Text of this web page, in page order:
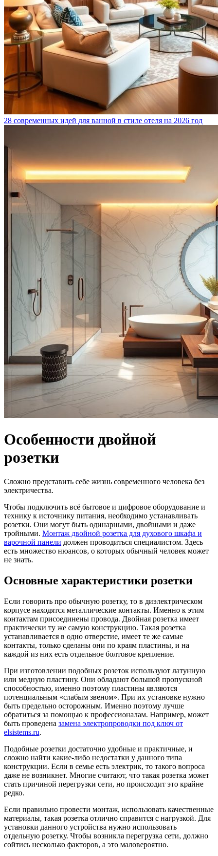
28 современных идей для ванной в стиле отеля на 2026 год
Особенности двойной
розетки
Сложно представить себе жизнь современного человека без
электричества.
Чтобы подключить всё бытовое и цифровое оборудование и
технику к источнику питания, необходимо устанавливать
розетки. Они могут быть одинарными, двойными и даже
тройными. Монтаж двойной розетка для духового шкафа и
варочной панели должен проводиться специалистом. Здесь
есть множество нюансов, о которых обычный человек может
не знать.
Основные характеристики розетки
Если говорить про обычную розетку, то в диэлектрическом
корпусе находятся металлические контакты. Именно к этим
контактам присоединены провода. Двойная розетка имеет
практически ту же самую конструкцию. Такая розетка
устанавливается в одно отверстие, имеет те же самые
контакты, только сделаны они по краям пластины, и на
каждой из них есть отдельное болтовое крепление.
При изготовлении подобных розеток используют латунную
или медную пластину. Они обладают большой пропускной
способностью, именно поэтому пластины являются
потенциальным «слабым звеном». При их установке нужно
быть предельно осторожным. Именно поэтому лучше
обратиться за помощью к профессионалам. Например, может
быть проведена замена электропроводки под ключ от
elsistems.ru.
Подобные розетки достаточно удобные и практичные, и
сложно найти какие-либо недостатки у данного типа
конструкции. Если в семье есть электрик, то такого вопроса
даже не возникнет. Многие считают, что такая розетка может
стать причиной перегрузки сети, но происходит это крайне
редко.
Если правильно провести монтаж, использовать качественные
материалы, такая розетка отлично справится с нагрузкой. Для
установки данного устройства нужно использовать
отдельную розетку. Чтобы возникла перегрузка сети, должно
сойтись несколько факторов, а это маловероятно.